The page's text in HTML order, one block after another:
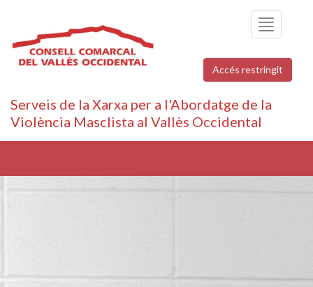
Toggle
navigation
Accés restringit
Serveis de la Xarxa per a l'Abordatge de la
Violència Masclista al Vallès Occidental